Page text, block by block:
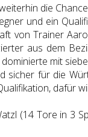
die
und ein
von Trainer
aus dem
mit
für die
dafür
(14 Tore in 3